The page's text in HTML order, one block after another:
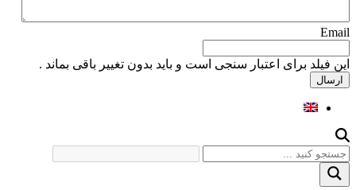
Email
این فیلد برای اعتبار سنجی است و باید بدون تغییر باقی بماند .